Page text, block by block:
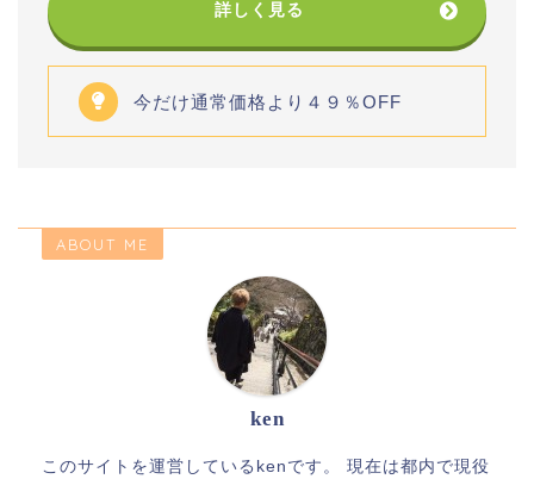
詳しく見る
今だけ通常価格より４９％OFF
ABOUT ME
ken
このサイトを運営しているkenです。 現在は都内で現役